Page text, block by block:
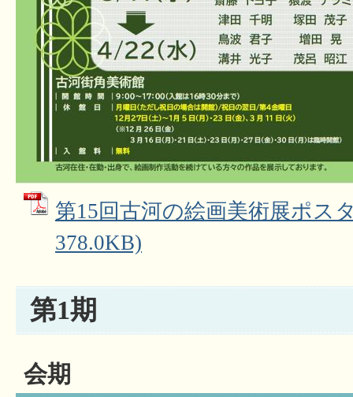
第15回古河の絵画美術展ポス
378.0KB)
第1期
会期